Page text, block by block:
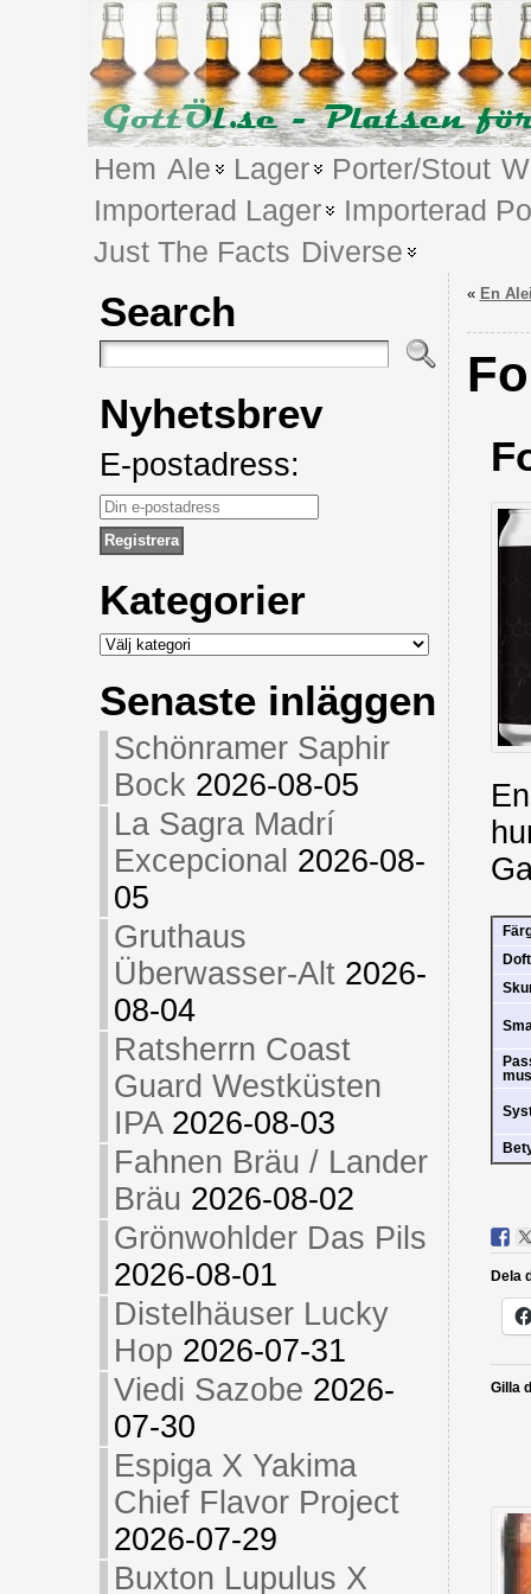
Hem Ale Lager Porter/Stout
Importerad Lager
Importerad
Just The Facts Diverse
Search
Nyhetsbrev
E-postadress:
Kategorier
Kategorier
Senaste inläggen
Schönramer Saphir
Bock 2026-08-05
La Sagra Madrí
Excepcional 2026-08-
05
Gruthaus
Überwasser-Alt 2026-
08-04
Ratsherrn Coast
Guard Westküsten
IPA 2026-08-03
Fahnen Bräu / Lander
Bräu 2026-08-02
Grönwohlder Das Pils
2026-08-01
Distelhäuser Lucky
Hop 2026-07-31
Viedi Sazobe 2026-
07-30
Espiga X Yakima
Chief Flavor Project
2026-07-29
Buxton Lupulus X
« En
Doft
Dela
Gilla